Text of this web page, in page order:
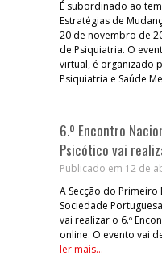
É subordinado ao
Estratégias de
20 de novembro de
de Psiquiatria. O
virtual, é organizado
Psiquiatria e Saúde
6.º Encontro
Psicótico vai
Publicado em 12 de
A Secção do
Sociedade
vai realizar o 6.º
online. O evento vai
ler mais...